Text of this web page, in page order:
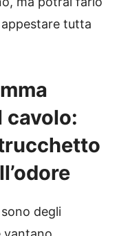
tutta
cavolo:
degli